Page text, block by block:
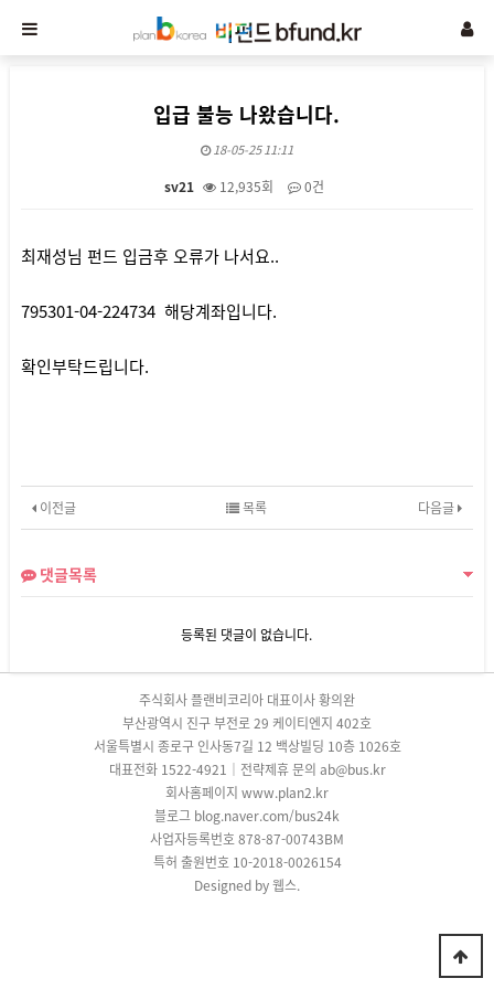
입급 불능 나왔습니다.
18-05-25 11:11
sv21 12,935회 0건
최재성님 펀드 입금후 오류가 나서요..
795301-04-224734 해당계좌입니다.
확인부탁드립니다.
이전글 다음글
목록
댓글목록
등록된 댓글이 없습니다.
주식회사 플랜비코리아 대표이사 황의완
부산광역시 진구 부전로 29 케이티엔지 402호
서울특별시 종로구 인사동7길 12 백상빌딩 10층 1026호
대표전화 1522-4921｜전략제휴 문의 ab@bus.kr
회사홈페이지 www.plan2.kr
블로그 blog.naver.com/bus24k
사업자등록번호 878-87-00743BM
특허 출원번호 10-2018-0026154
Designed by 웹스.